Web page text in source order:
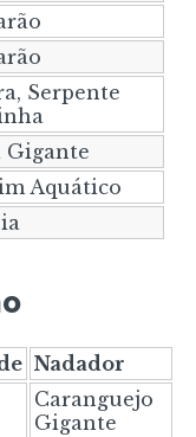
Serpente
Gigante
Aquático
Nadador
Caranguejo
Gigante